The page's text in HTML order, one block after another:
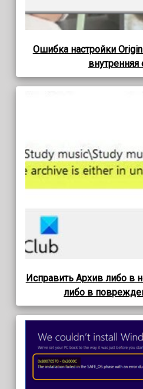
Ошибка настройки
Исправить Архив либо в
либо в